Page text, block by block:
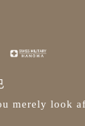
中心26层
后服务中心（
merely look